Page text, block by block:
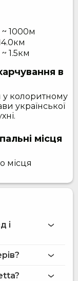
1000м
1.5км
в
у колоритному
української
місця
місця
і